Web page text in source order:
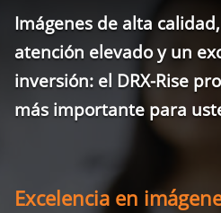
Imágenes de alta
atención elevado y un
inversión: el DRX-Rise
más importante para
Excelencia en